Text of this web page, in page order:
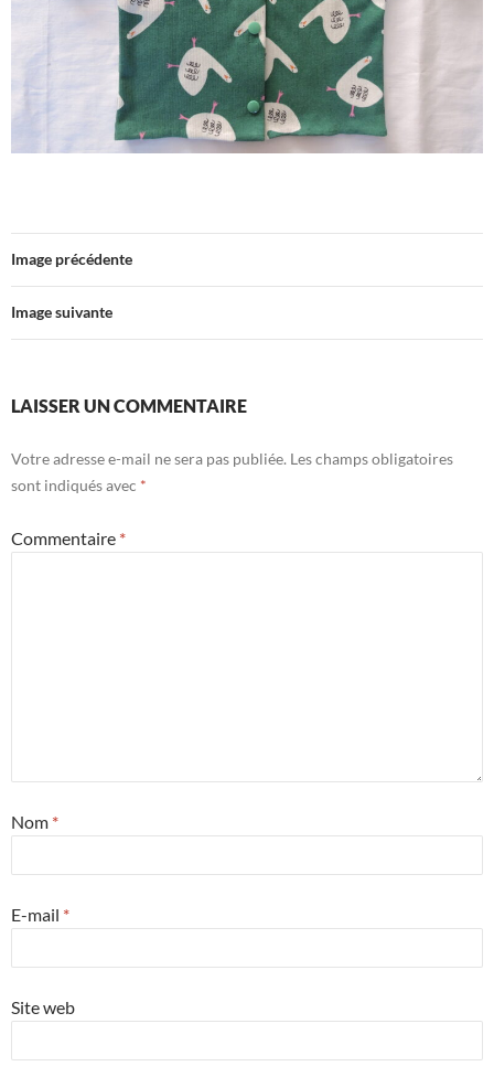
Image précédente
Image suivante
LAISSER UN COMMENTAIRE
Votre adresse e-mail ne sera pas publiée. Les champs obligatoires
sont indiqués avec *
Commentaire *
Nom *
E-mail *
Site web